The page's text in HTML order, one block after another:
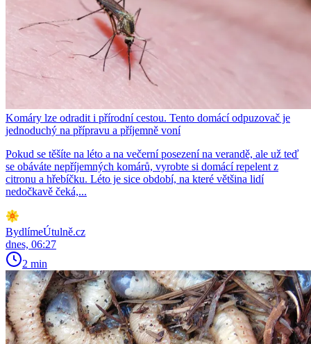
Komáry lze odradit i přírodní cestou. Tento domácí odpuzovač je
jednoduchý na přípravu a příjemně voní
Pokud se těšíte na léto a na večerní posezení na verandě, ale už teď
se obáváte nepříjemných komárů, vyrobte si domácí repelent z
citronu a hřebíčku. Léto je sice období, na které většina lidí
nedočkavě čeká,...
BydlímeÚtulně.cz
dnes, 06:27
2 min